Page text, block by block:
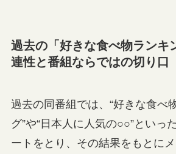
過去の「好きな食べ物ランキ
連性と番組ならではの切り口
過去の同番組では、“好きな食べ
グ”や“日本人に人気の○○”といっ
ートをとり、その結果をもとに